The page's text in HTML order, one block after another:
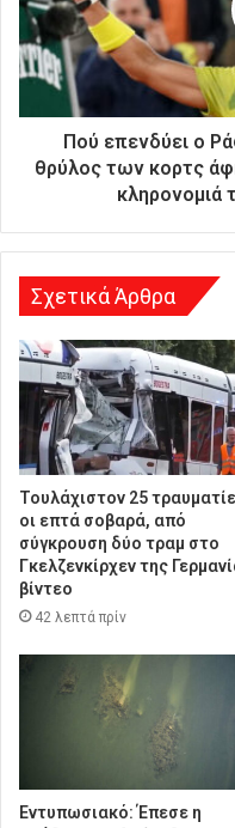
α
ς
δ
ι
σ
Πού επενδύει o
θρύλος των κορτς
κληρονομιά
Σχετικά Άρθρα
Τουλάχιστον 25
οι επτά σοβαρά, από
σύγκρουση δύο τραμ στο
Γκελζενκίρχεν της
βίντεο
42 λεπτά πρίν
Εντυπωσιακό: Έπεσε η